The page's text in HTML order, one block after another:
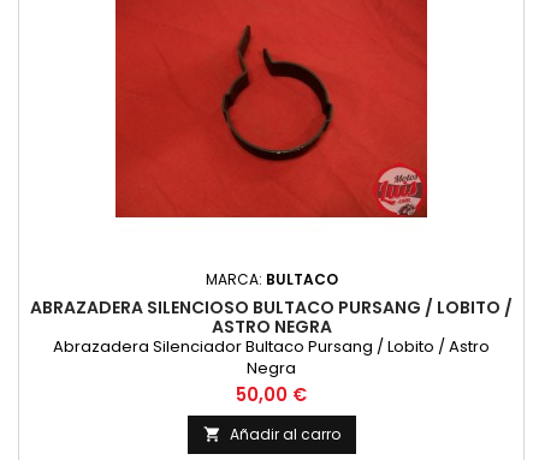
MARCA: BULTACO
ABRAZADERA SILENCIOSO BULTACO PURSANG / LOBITO /
ASTRO NEGRA
Abrazadera Silenciador Bultaco Pursang / Lobito / Astro
Negra
Precio
50,00 €
 Añadir al carro